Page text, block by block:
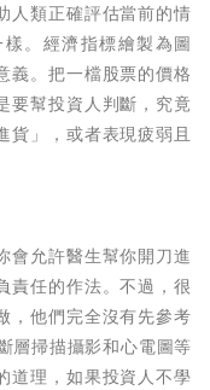
人類正確評估當前的情
。經濟指標繪製為圖
義。把一檔股票的價格
要幫投資人判斷，究竟
貨」，或者表現疲弱且
會允許醫生幫你開刀進
責任的作法。不過，很
，他們完全沒有先參考
層掃描攝影和心電圖等
道理，如果投資人不學